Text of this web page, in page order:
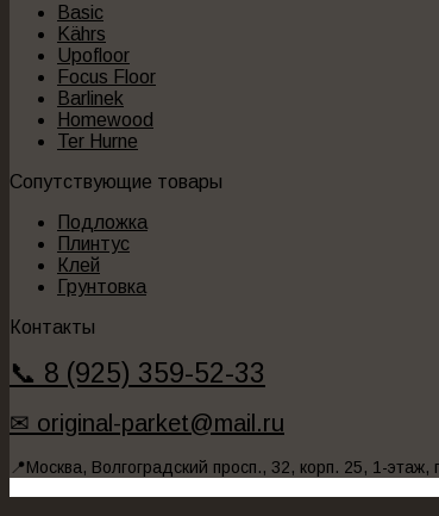
Basic
Kährs
Upofloor
Focus Floor
Barlinek
Homewood
Ter Hurne
Сопутствующие товары
Подложка
Плинтус
Клей
Грунтовка
Контакты
📞 8 (925) 359-52-33
✉ original-parket@mail.ru
📍Москва, Волгоградский просп., 32, корп. 25, 1-этаж,